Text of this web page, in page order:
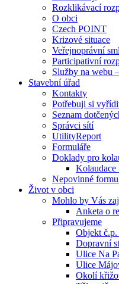
Rozklikávací
O obci
Czech POINT
Krizové situace
Veřejnoprávní
Participativní
Služby na webu
Stavební úřad
Kontakty
Potřebuji si
Seznam
Správci sítí
UtilityReport
Formuláře
Doklady pro
Kolaudace
Nepovinné
Život v obci
Mohlo by Vás
Anketa o
Připravujeme
Objekt č.p.
Dopravní
Ulice Na
Ulice
Okolí